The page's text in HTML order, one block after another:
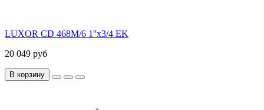
LUXOR CD 468M/6 1''х3/4 EK
20 049 руб
В корзину